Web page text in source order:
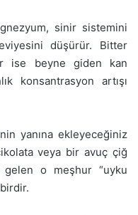
sinir sistemini
düşürür. Bitter
ise beyne giden kan
konsantrasyon artışı
yanına ekleyeceğiniz
veya bir avuç çiğ
o meşhur “uyku